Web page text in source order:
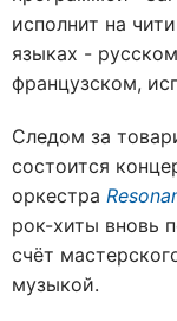
исполнит на
языках -
французском,
Следом за
состоится
оркестра
рок-хиты вновь
счёт
музыкой.